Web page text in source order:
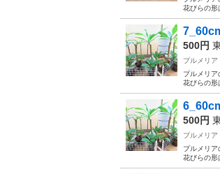
花びらの形
500円
プルメリア
プルメリ
花びらの形
500円
プルメリア
プルメリ
花びらの形